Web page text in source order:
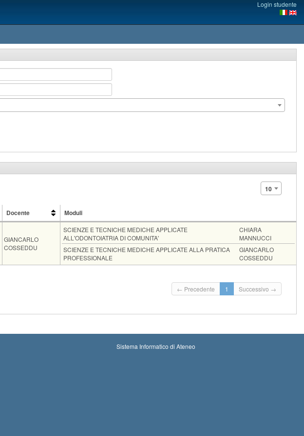
Login studente
10
Docente
Moduli
Moduli
GIANCARLO
COSSEDDU
SCIENZE E TECNICHE MEDICHE APPLICATE
ALL'ODONTOIATRIA DI COMUNITA'
CHIARA
MANNUCCI
SCIENZE E TECNICHE MEDICHE APPLICATE ALLA PRATICA
PROFESSIONALE
GIANCARLO
COSSEDDU
Iscrizioni chiuse
← Precedente
1 Successivo →
Sistema Informatico di Ateneo